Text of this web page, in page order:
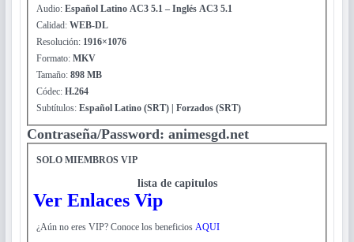
Audio: Español Latino AC3 5.1 – Inglés AC3 5.1
Calidad: WEB-DL
Resolución: 1916×1076
Formato: MKV
Tamaño: 898 MB
Códec: H.264
Subtítulos: Español Latino (SRT) | Forzados (SRT)
Contraseña/Password: animesgd.net
SOLO MIEMBROS VIP
lista de capitulos
Ver Enlaces Vip
¿Aún no eres VIP? Conoce los beneficios AQUI